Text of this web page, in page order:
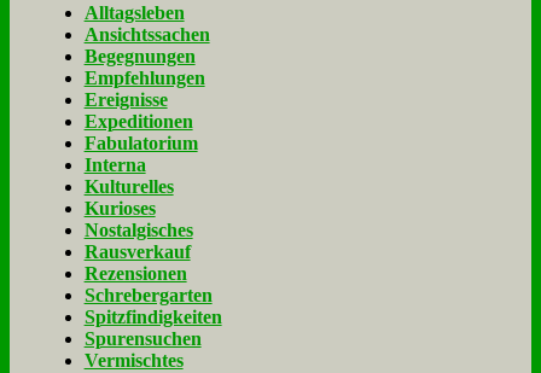
Alltagsleben
Ansichtssachen
Begegnungen
Empfehlungen
Ereignisse
Expeditionen
Fabulatorium
Interna
Kulturelles
Kurioses
Nostalgisches
Rausverkauf
Rezensionen
Schrebergarten
Spitzfindigkeiten
Spurensuchen
Vermischtes